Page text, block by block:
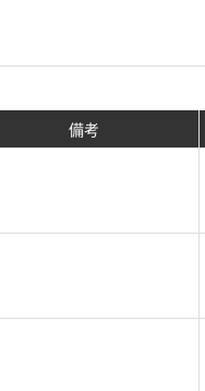
備考